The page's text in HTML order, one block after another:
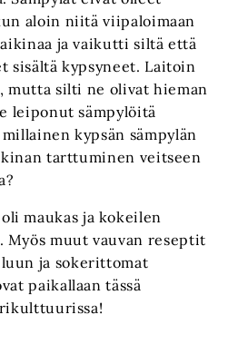
aloin niitä viipaloimaan
ja vaikutti siltä että
sisältä kypsyneet. Laitoin
mutta silti ne olivat hieman
leiponut sämpylöitä
kypsän sämpylän
tarttuminen veitseen
maukas ja kokeilen
Myös muut vauvan reseptit
ja sokerittomat
paikallaan tässä